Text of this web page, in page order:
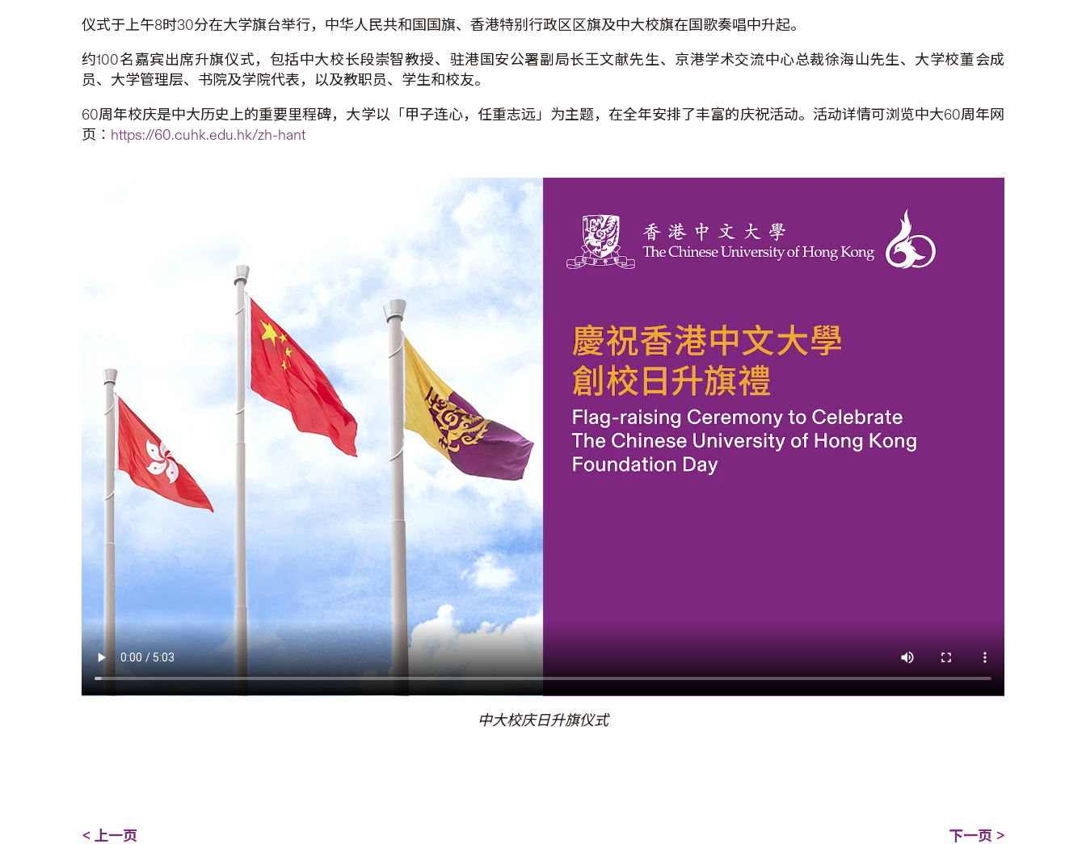
仪式于上午8时30分在大学旗台举行，中华人民共和国国旗、香港特别行政区区旗及中大校旗在国歌奏唱中升起。
约100名嘉宾出席升旗仪式，包括中大校长段崇智教授、驻港国安公署副局长王文献先生、京港学术交流中心总裁徐海山先生、大学校董会成
员、大学管理层、书院及学院代表，以及教职员、学生和校友。
60周年校庆是中大历史上的重要里程碑，大学以「甲子连心，任重志远」为主题，在全年安排了丰富的庆祝活动。活动详情可浏览中大60周年网
页︰ https://60.cuhk.edu.hk/zh-hant
中大校庆日升旗仪式
< 上一页 下一页 >